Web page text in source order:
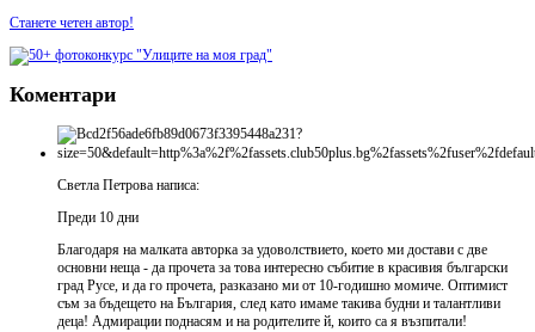
Станете четен автор!
Коментари
Светла Петрова написа:
Преди 10 дни
Благодаря на малката авторка за удоволствието, което ми достави с две
основни неща - да прочета за това интересно събитие в красивия български
град Русе, и да го прочета, разказано ми от 10-годишно момиче. Оптимист
съм за бъдещето на България, след като имаме такива будни и талантливи
деца! Адмирации поднасям и на родителите й, които са я възпитали!